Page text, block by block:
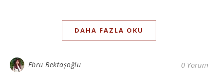
DAHA FAZLA OKU
Ebru Bektaşoğlu 0 Yorum